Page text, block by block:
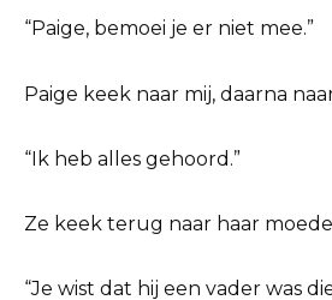
“Paige, bemoei je er niet mee.”
Paige keek naar mij, daarna
“Ik heb alles gehoord.”
Ze keek terug naar haar
“Je wist dat hij een vader was